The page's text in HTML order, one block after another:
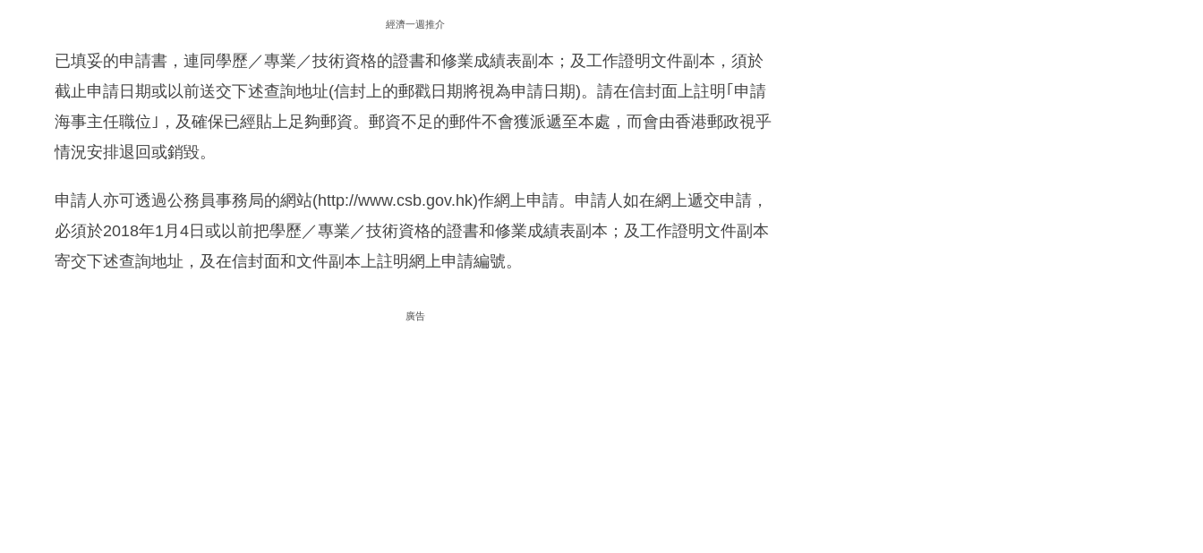
經濟一週推介
已填妥的申請書，連同學歷／專業／技術資格的證書和修業成績表副本；及工作證明文件副本，須於
截止申請日期或以前送交下述查詢地址(信封上的郵戳日期將視為申請日期)。請在信封面上註明｢申請
海事主任職位｣，及確保已經貼上足夠郵資。郵資不足的郵件不會獲派遞至本處，而會由香港郵政視乎
情況安排退回或銷毀。
申請人亦可透過公務員事務局的網站(http://www.csb.gov.hk)作網上申請。申請人如在網上遞交申請，
必須於2018年1月4日或以前把學歷／專業／技術資格的證書和修業成績表副本；及工作證明文件副本
寄交下述查詢地址，及在信封面和文件副本上註明網上申請編號。
廣告